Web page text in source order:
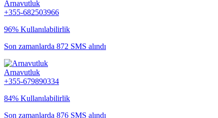
Arnavutluk
+355-682503966
96% Kullanılabilirlik
Son zamanlarda 872 SMS alındı
Arnavutluk
+355-679890334
84% Kullanılabilirlik
Son zamanlarda 876 SMS alındı